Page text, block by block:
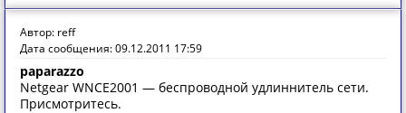
Автор: reff
Дата сообщения: 09.12.2011 17:59
paparazzo
Netgear WNCE2001 — беспроводной удлиннитель сети.
Присмотритесь.